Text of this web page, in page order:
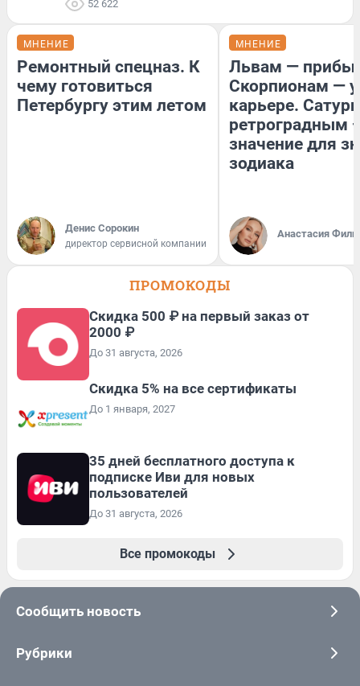
52 622
МНЕНИЕ
Ремонтный спецназ. К
чему готовиться
Петербургу этим летом
Денис Сорокин
директор сервисной компании
МНЕНИЕ
Львам —
Скорпионам —
карьере.
ретроградным
значение для
зодиака
Анастасия
ПРОМОКОДЫ
Скидка 500 ₽ на первый заказ от
2000 ₽
До 31 августа, 2026
Скидка 5% на все сертификаты
До 1 января, 2027
35 дней бесплатного доступа к
подписке Иви для новых
пользователей
До 31 августа, 2026
Все промокоды
Сообщить новость
Рубрики